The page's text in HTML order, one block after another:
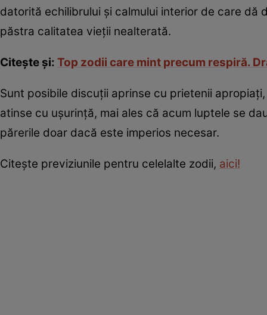
datorită echilibrului şi calmului interior de care
păstra calitatea vieţii nealterată.
Citeşte şi: Top zodii care mint precum respiră.
Sunt posibile discuţii aprinse cu prietenii
atinse cu uşurinţă, mai ales că acum luptele se
părerile doar dacă este imperios necesar.
Citeşte previziunile pentru celelalte zodii, aici!